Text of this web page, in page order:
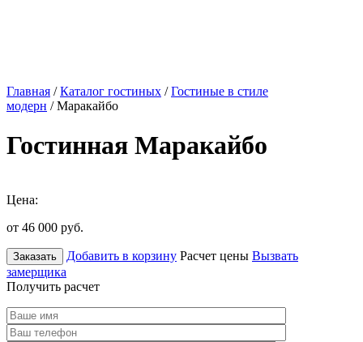
Главная /Каталог гостиных /Гостиные в стиле
модерн / Маракайбо
Гостинная Маракайбо
Цена:
от 46 000 руб.
Заказать Добавить в корзину Расчет цены Вызвать
замерщика
Получить расчет